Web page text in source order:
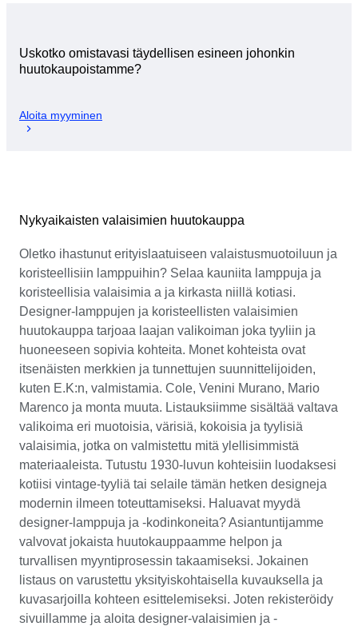
Uskotko omistavasi täydellisen esineen johonkin
huutokaupoistamme?
Aloita myyminen
Nykyaikaisten valaisimien huutokauppa
Oletko ihastunut erityislaatuiseen valaistusmuotoiluun ja
koristeellisiin lamppuihin? Selaa kauniita lamppuja ja
koristeellisia valaisimia a ja kirkasta niillä kotiasi.
Designer-lamppujen ja koristeellisten valaisimien
huutokauppa tarjoaa laajan valikoiman joka tyyliin ja
huoneeseen sopivia kohteita. Monet kohteista ovat
itsenäisten merkkien ja tunnettujen suunnittelijoiden,
kuten E.K:n, valmistamia. Cole, Venini Murano, Mario
Marenco ja monta muuta. Listauksiimme sisältää valtava
valikoima eri muotoisia, värisiä, kokoisia ja tyylisiä
valaisimia, jotka on valmistettu mitä ylellisimmistä
materiaaleista. Tutustu 1930-luvun kohteisiin luodaksesi
kotiisi vintage-tyyliä tai selaile tämän hetken designeja
modernin ilmeen toteuttamiseksi. Haluavat myydä
designer-lamppuja ja -kodinkoneita? Asiantuntijamme
valvovat jokaista huutokauppaamme helpon ja
turvallisen myyntiprosessin takaamiseksi. Jokainen
listaus on varustettu yksityiskohtaisella kuvauksella ja
kuvasarjoilla kohteen esittelemiseksi. Joten rekisteröidy
sivuillamme ja aloita designer-valaisimien ja -